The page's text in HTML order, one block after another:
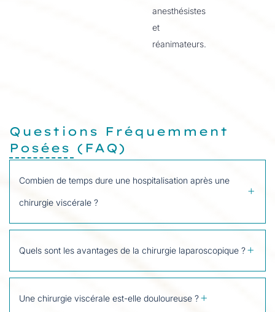
anesthésistes
et
réanimateurs.
Questions Fréquemment
Posées (FAQ)
Combien de temps dure une hospitalisation après une
chirurgie viscérale ?
Quels sont les avantages de la chirurgie laparoscopique ?
Une chirurgie viscérale est-elle douloureuse ?